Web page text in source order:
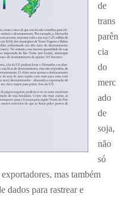
de
trans
parên
cia
do
merc
ado
de
soja,
não
só
mas também
dados para rastrear e